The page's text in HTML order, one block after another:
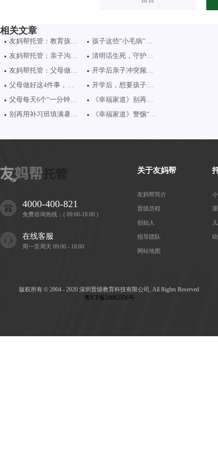
相关文章
友妈帮托管：教育孩子的
友妈帮托管：亲子沟通别
友妈帮托管：父母做到每
父母做好这4件事，基本不
父母每天6个“一分钟”，
别再用补习班填满暑假！
孩子这些“小毛病”，其
清明话生死，守护向光明
开学后亲子冲突频发？守
开学后，想要孩子脱颖而
《幸福家道》别再拿“别
《幸福家道》警惕“四无
4000-400-821
免费咨询热线：( 09:00-18:00 )
在线客服
周一至周天 09:00 - 18:00
关于友妈帮
友妈帮简介
晋级历程
创始人
指导团队
网站地图
版权所有 © 2004 - 2020 深圳晋级教育科技有限公司, All Rights Reserved
粤ICP备20062356号